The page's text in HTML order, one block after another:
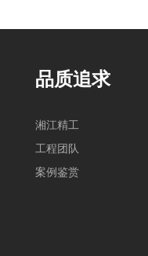
品质追求
湘江精工
工程团队
案例鉴赏